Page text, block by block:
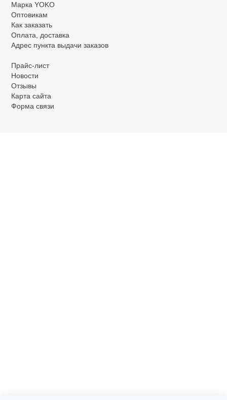
Марка YOKO
Оптовикам
Как заказать
Оплата, доставка
Адрес пункта выдачи заказов
Прайс-лист
Новости
Отзывы
Карта сайта
Форма связи